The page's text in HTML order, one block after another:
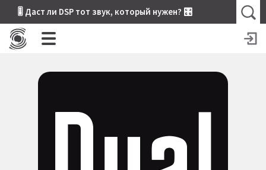
🎚 Даст ли DSP тот звук, который нужен? 🎛